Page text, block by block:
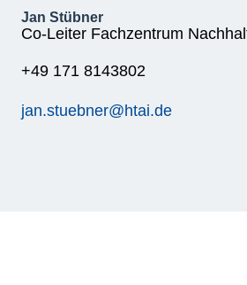
Jan Stübner
Co-Leiter Fachzentrum
+49 171 8143802
jan.stuebner@htai.de